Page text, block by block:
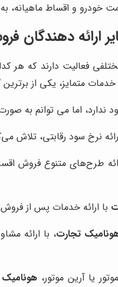
خودرو و اقساط ماهیانه،
ارائه دهندگان
فعالیت دارند که هر
خدمات متمایز، یکی از
ندارد، اما می توانم به
نرخ سود رقابتی، تلاش
طرح‌های متنوع فروش
با ارائه خدمات پس از
تجارت، با ارائه
یا آرین موتور،